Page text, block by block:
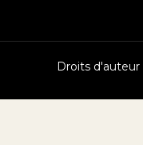
Droits